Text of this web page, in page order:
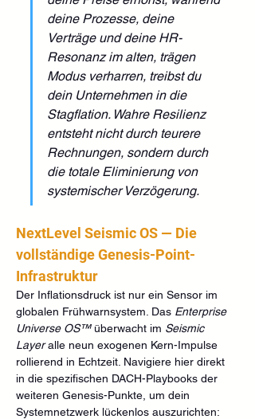
deine Prozesse, deine
Verträge und deine HR-
Resonanz im alten, trägen
Modus verharren, treibst du
dein Unternehmen in die
Stagflation. Wahre Resilienz
entsteht nicht durch teurere
Rechnungen, sondern durch
die totale Eliminierung von
systemischer Verzögerung.
NextLevel Seismic OS — Die
vollständige Genesis-Point-
Infrastruktur
Der Inflationsdruck ist nur ein Sensor im
globalen Frühwarnsystem. Das Enterprise
Universe OS™ überwacht im Seismic
Layer alle neun exogenen Kern-Impulse
rollierend in Echtzeit. Navigiere hier direkt
in die spezifischen DACH-Playbooks der
weiteren Genesis-Punkte, um dein
Systemnetzwerk lückenlos auszurichten: